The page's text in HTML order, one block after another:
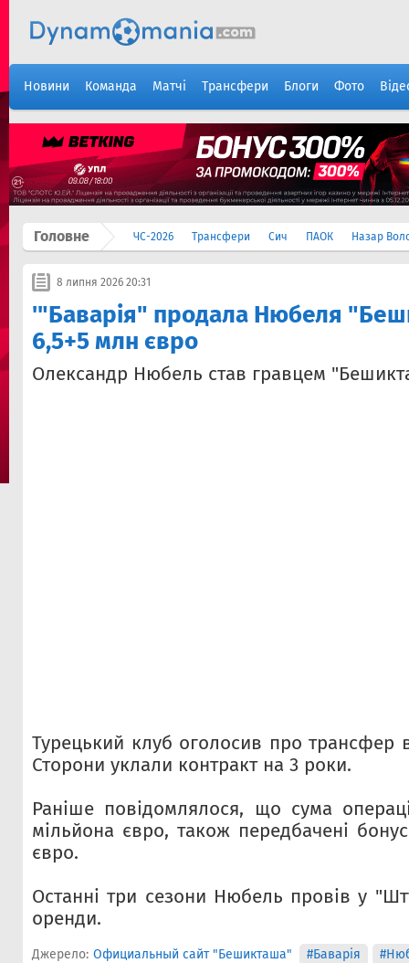
Новини Команда Матчі Трансфери Блоги Фото
Головне ЧС-2026 Трансфери Сич ПАОК Назар
8 липня 2026 20:31
'"Баварія" продала Нюбеля
6,5+5 млн євро
Олександр Нюбель став гравцем
Турецький клуб оголосив про трансфер
Сторони уклали контракт на 3 роки.
Раніше повідомлялося, що сума
мільйона євро, також передбачені
євро.
Останні три сезони Нюбель провів у
оренди.
Джерело: Официальный сайт "Бешикташа" #Баварія